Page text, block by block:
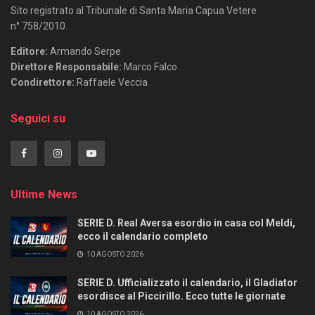
Sito registrato al Tribunale di Santa Maria Capua Vetere
n° 758/2010.
Editore: Armando Serpe
Direttore Responsabile: Marco Falco
Condirettore: Raffaele Veccia
Seguici su
Ultime News
SERIE D. Real Aversa esordio in casa col Meldi,
ecco il calendario completo
10 AGOSTO 2026
SERIE D. Ufficializzato il calendario, il Gladiator
esordisce al Piccirillo. Ecco tutte le giornate